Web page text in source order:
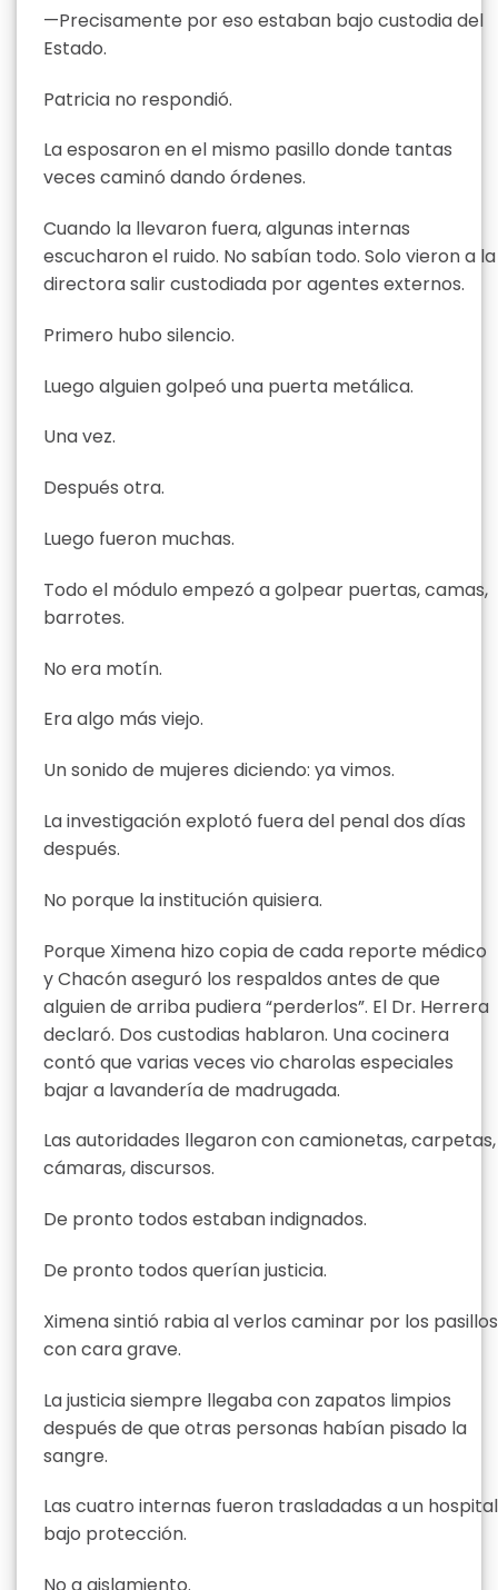
—Precisamente por eso estaban bajo custodia del
Estado.
Patricia no respondió.
La esposaron en el mismo pasillo donde tantas
veces caminó dando órdenes.
Cuando la llevaron fuera, algunas internas
escucharon el ruido. No sabían todo. Solo vieron a la
directora salir custodiada por agentes externos.
Primero hubo silencio.
Luego alguien golpeó una puerta metálica.
Una vez.
Después otra.
Luego fueron muchas.
Todo el módulo empezó a golpear puertas, camas,
barrotes.
No era motín.
Era algo más viejo.
Un sonido de mujeres diciendo: ya vimos.
La investigación explotó fuera del penal dos días
después.
No porque la institución quisiera.
Porque Ximena hizo copia de cada reporte médico
y Chacón aseguró los respaldos antes de que
alguien de arriba pudiera “perderlos”. El Dr. Herrera
declaró. Dos custodias hablaron. Una cocinera
contó que varias veces vio charolas especiales
bajar a lavandería de madrugada.
Las autoridades llegaron con camionetas, carpetas,
cámaras, discursos.
De pronto todos estaban indignados.
De pronto todos querían justicia.
Ximena sintió rabia al verlos caminar por los pasillos
con cara grave.
La justicia siempre llegaba con zapatos limpios
después de que otras personas habían pisado la
sangre.
Las cuatro internas fueron trasladadas a un hospital
bajo protección.